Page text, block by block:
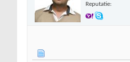
Reputatie: